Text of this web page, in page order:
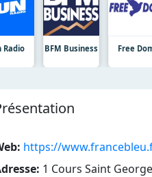
Radio BFM Business Free
https://
1 Cours Saint